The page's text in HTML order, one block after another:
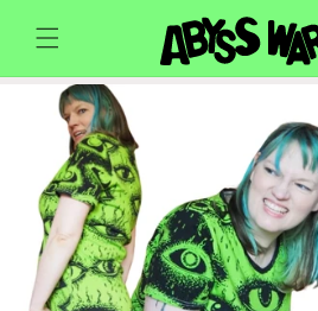
directamente
al contenido